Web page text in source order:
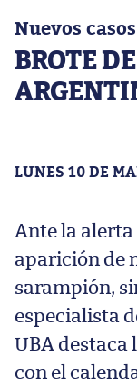
Nuevos
BROTE
LUNES 10 DE
Ante la
aparición de
sarampión,
especialista
UBA
con el